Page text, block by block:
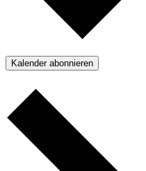
Kalender abonnieren